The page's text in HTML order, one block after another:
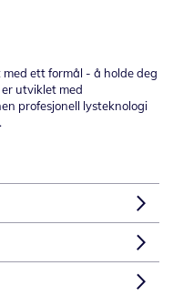
ett formål - å holde deg
utviklet med
profesjonell lysteknologi